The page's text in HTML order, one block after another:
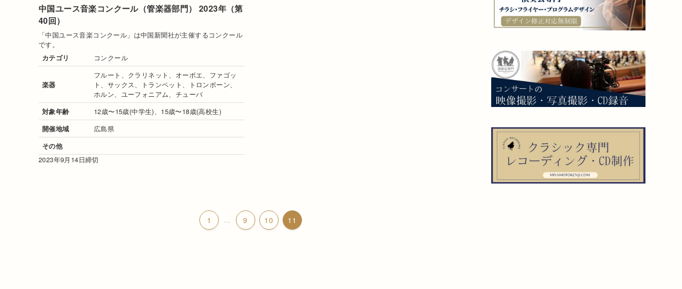
中国ユース音楽コンクール（管楽器部門） 2023年（第
40回）
「中国ユース音楽コンクール」は中国新聞社が主催するコンクール
です。
カテゴリ
コンクール
楽器
フルート、クラリネット、オーボエ、ファゴッ
ト、サックス、トランペット、トロンボーン、
ホルン、ユーフォニアム、チューバ
対象年齢
12歳〜15歳(中学生)、15歳〜18歳(高校生)
開催地域
広島県
その他
2023年9月14日締切
1 ... 9 10 11